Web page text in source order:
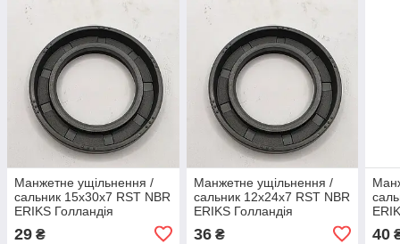
Манжетне ущільнення /
сальник 15x30x7 RST NBR
ERIKS Голландія
29 ₴
Манжетне ущільнення /
сальник 12x24x7 RST NBR
ERIKS Голландія
36₴ 40